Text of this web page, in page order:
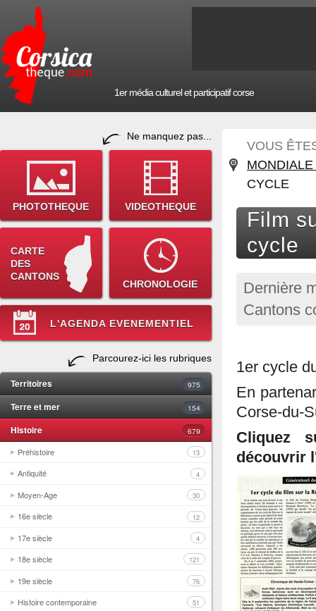
1er média culturel et participatif corse
Ne manquez pas...
PHOTOTHEQUE VIDEOTHEQUE
CARTE
DES
CANTONS
CHRONOLOGIE
L'AGENDA EVENEMENTIEL
Parcourez-ici les rubriques
Territoires 975
Terre et mer 154
Histoire 679
Préhistoire 13
Antiquité 4
Moyen-Age 30
16e siècle 12
17e siècle 4
18e siècle 121
19e siècle 76
Histoire contemporaine 51
VOUS
CYCLE
Film
cycle
Dernière
Cantons
1er cycle
En
Corse-du-
Cliquez
découvrir